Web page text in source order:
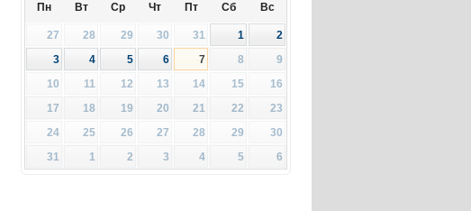
Пн Вт Ср Чт Пт Сб Вс
27 28 29 30 31 1
2
3
4 5 6 7 8
9
10
11 12 13 14 15
16
17
18 19 20 21 22
23
24
25 26 27 28 29
30
31
1 2 3 4 5 6